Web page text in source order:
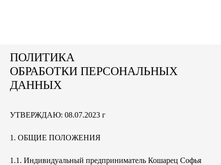
ПОЛИТИКА
ОБРАБОТКИ ПЕРСОНАЛЬНЫХ
ДАННЫХ
УТВЕРЖДАЮ: 08.07.2023 г
1. ОБЩИЕ ПОЛОЖЕНИЯ
1.1. Индивидуальный предприниматель Кошарец Софья